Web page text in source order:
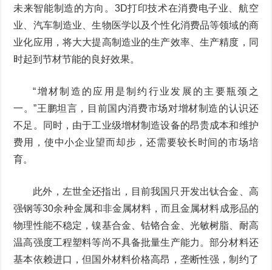
未来智能制造的方向。3D打印技术在消费电子业、航空
业、汽车制造业、生物医学以及个性化消费品等领域的商
业化应用，将大大提高制造业的生产效率、生产精度，同
时起到节材节能的良好效果。
“增材制造的应用是制约行业发展的主要瓶颈之
一。”王鹏坦言，目前国内消费市场对增材制造的认识还
不足。同时，由于工业级增材制造设备的昂贵成本和维护
费用，使中小企业望而却步，还需要较长时间的市场培
育。
此外，左世全还指出，目前我国只开发出钛合金、高
强钢等30余种金属和非金属材料，而且金属材料成形品的
物理性能不稳定，镍基合金、钴铬合金、光敏树脂、耐高
温高强度工程塑料等尚不具备批量生产能力。部分材料还
基本依赖进口，但国外材料价格高昂，垄断性强，制约了